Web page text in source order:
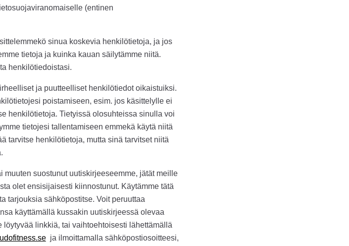
(entinen
sinua koskevia henkilötietoja, ja jos
tietoja ja kuinka kauan säilytämme niitä.
henkilötiedoistasi.
ja puutteelliset henkilötiedot oikaistuiksi.
poistamiseen, esim. jos käsittelylle ei
henkilötietoja. Tietyissä olosuhteissa sinulla voi
tietojesi tallentamiseen emmekä käytä niitä
tarvitse henkilötietoja, mutta sinä tarvitset niitä
suostunut uutiskirjeeseemme, jätät meille
olet ensisijaisesti kiinnostunut. Käytämme tätä
tarjouksia sähköpostitse. Voit peruuttaa
käyttämällä kussakin uutiskirjeessä olevaa
löytyvää linkkiä, tai vaihtoehtoisesti lähettämällä
ja ilmoittamalla sähköpostiosoitteesi,